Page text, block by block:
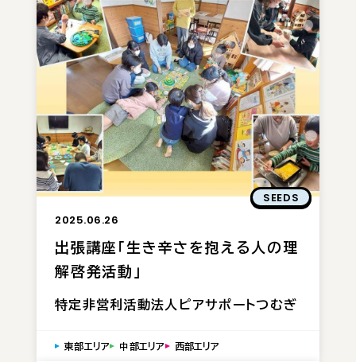
SEEDS
2025.06.26
出張講座「生き辛さを抱える人の理
解啓発活動」
特定非営利活動法人ピアサポートつむぎ
東部エリア 中部エリア 西部エリア